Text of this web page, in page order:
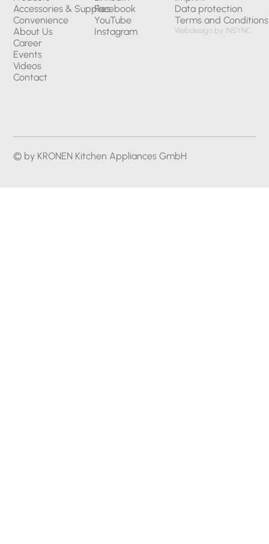
© by KRONEN Kitchen Appliances GmbH
Accessories & Supplies
Convenience
About Us
Career
Events
Videos
Contact
Facebook
YouTube
Instagram
Data protection
Terms and Conditions
Webdesign by INSYNC